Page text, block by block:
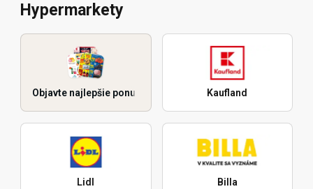
Hypermarkety
Objavte najlepšie ponuky Kaufland
Lidl Billa